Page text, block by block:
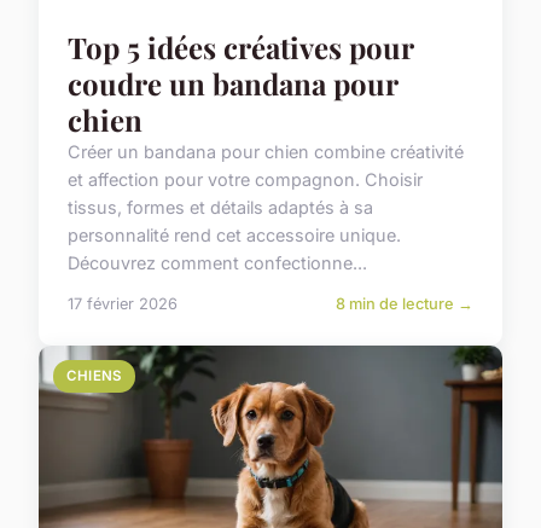
Top 5 idées créatives pour
coudre un bandana pour
chien
Créer un bandana pour chien combine créativité
et affection pour votre compagnon. Choisir
tissus, formes et détails adaptés à sa
personnalité rend cet accessoire unique.
Découvrez comment confectionne...
17 février 2026 8 min de lecture →
CHIENS